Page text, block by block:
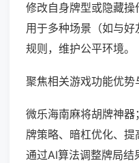
修改自身牌型或隐藏操
用于多种场景（如与
规则，维护公平环境。
聚焦相关游戏功能优势
微乐海南麻将胡牌神
牌策略、暗杠优化、提
通过AI算法调整牌局结